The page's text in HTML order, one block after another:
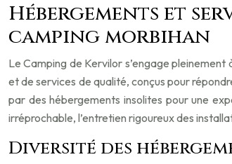
Hébergements et
camping morbihan
Le Camping de Kervilor s’engage
et de services de qualité, conçus pour
par des hébergements insolites pour une
irréprochable, l’entretien rigoureux des
Diversité des